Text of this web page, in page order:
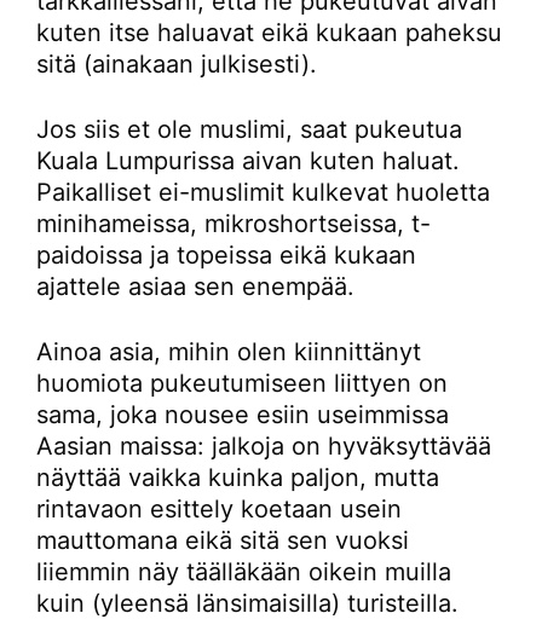
kuten itse haluavat eikä kukaan paheksu
sitä (ainakaan julkisesti).
Jos siis et ole muslimi, saat pukeutua
Kuala Lumpurissa aivan kuten haluat.
Paikalliset ei-muslimit kulkevat huoletta
minihameissa, mikroshortseissa, t-
paidoissa ja topeissa eikä kukaan
ajattele asiaa sen enempää.
Ainoa asia, mihin olen kiinnittänyt
huomiota pukeutumiseen liittyen on
sama, joka nousee esiin useimmissa
Aasian maissa: jalkoja on hyväksyttävää
näyttää vaikka kuinka paljon, mutta
rintavaon esittely koetaan usein
mauttomana eikä sitä sen vuoksi
liiemmin näy täälläkään oikein muilla
kuin (yleensä länsimaisilla) turisteilla.